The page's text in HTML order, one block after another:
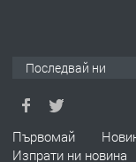
Последвай ни
Първомай
Изпрати ни новина